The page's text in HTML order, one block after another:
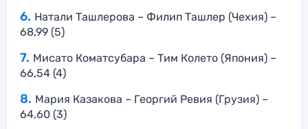
Натали Ташлерова – Филип Ташлер (Чехия) –
68,99 (5)
Мисато Коматсубара – Тим Колето (Япония) –
66,54 (4)
Мария Казакова – Георгий Ревия (Грузия) –
64,60 (3)